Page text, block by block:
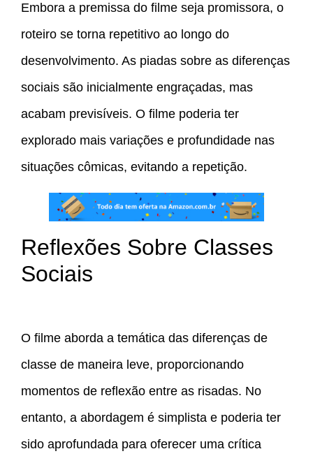
Embora a premissa do filme seja promissora, o
roteiro se torna repetitivo ao longo do
desenvolvimento. As piadas sobre as diferenças
sociais são inicialmente engraçadas, mas
acabam previsíveis. O filme poderia ter
explorado mais variações e profundidade nas
situações cômicas, evitando a repetição.
Reflexões Sobre Classes
Sociais
O filme aborda a temática das diferenças de
classe de maneira leve, proporcionando
momentos de reflexão entre as risadas. No
entanto, a abordagem é simplista e poderia ter
sido aprofundada para oferecer uma crítica